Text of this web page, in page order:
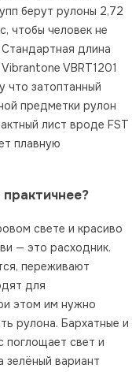
берут рулоны 2,72
чтобы человек не
длина
VBRT1201
что затоптанный
предметки рулон
лист вроде FST
плавную
свете и красиво
— это расходник.
переживают
для
этом им нужно
рулона. Бархатные и
поглощает свет и
зелёный вариант